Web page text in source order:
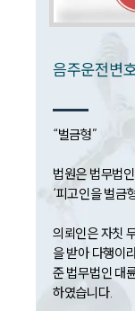
음주운전변
“벌금형”
법원은 법무법
‘피고인을 벌금
의뢰인은 자칫
을 받아 다행이
준 법무법인 대